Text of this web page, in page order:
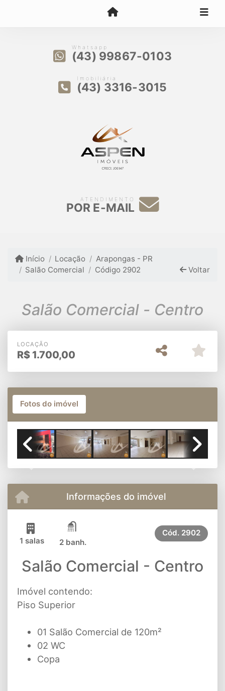
Whatsapp
(43) 99867-0103
Imobiliária
(43) 3316-3015
ATENDIMENTO
POR E-MAIL
Início Locação
Arapongas - PR
Salão Comercial
Código 2902 Voltar
Salão Comercial - Centro
LOCAÇÃO
R$ 1.700,00
Fotos do imóvel
Informações do imóvel
1 salas 2 banh.
Cód. 2902
Salão Comercial - Centro
Imóvel contendo:
Piso Superior
01 Salão Comercial de 120m²
02 WC
Copa